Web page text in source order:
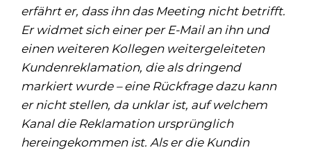
erfährt er, dass ihn das Meeting nicht betrifft.
Er widmet sich einer per E-Mail an ihn und
einen weiteren Kollegen weitergeleiteten
Kundenreklamation, die als dringend
markiert wurde – eine Rückfrage dazu kann
er nicht stellen, da unklar ist, auf welchem
Kanal die Reklamation ursprünglich
hereingekommen ist. Als er die Kundin